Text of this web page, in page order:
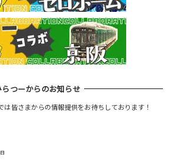
らつーからのお知らせ
は皆さまからの情報提供をお待ちしております！